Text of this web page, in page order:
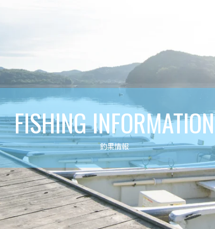
FISHING INFORMATION
釣果情報